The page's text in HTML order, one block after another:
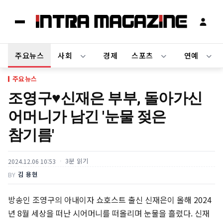
주요뉴스 사회 경제 스포츠 연예
주요뉴스
조영구♥신재은 부부, 돌아가신
어머니가 남긴 '눈물 젖은
참기름'
2024.12.06 10:53 3분 읽기
BY 김 용현
방송인 조영구의 아내이자 쇼호스트 출신 신재은이 올해 2024
년 8월 세상을 떠난 시어머니를 떠올리며 눈물을 흘렸다. 신재